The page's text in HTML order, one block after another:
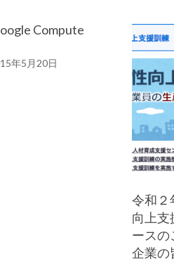
Compute
年5月20日
令和２
向上支
ースの
企業の